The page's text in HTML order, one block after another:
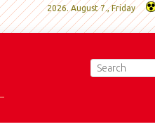
2026. August 7., Friday